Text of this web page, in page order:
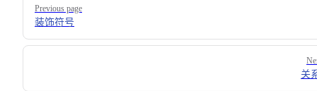
Previous page
装饰符号
关